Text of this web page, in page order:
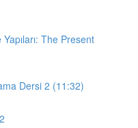
The Present
Dersi 2 (11:32)